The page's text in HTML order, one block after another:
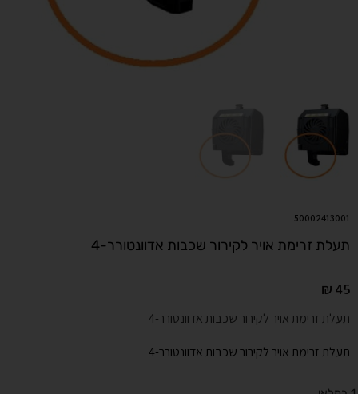
50002413001
תעלת זרימת אויר לקירור שכבות אדוונטורר-4
₪ 45
תעלת זרימת אויר לקירור שכבות אדוונטורר-4
תעלת זרימת אויר לקירור שכבות אדוונטורר-4